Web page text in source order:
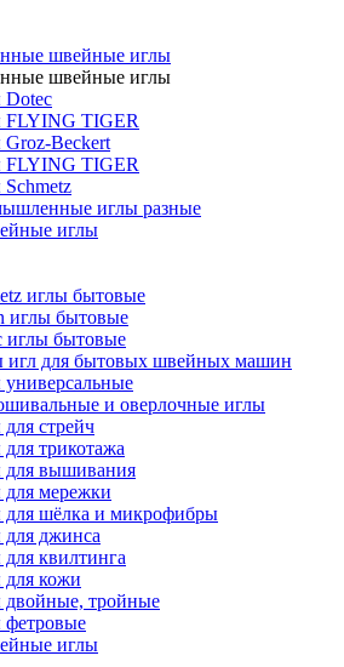
швейные иглы
швейные иглы
FLYING TIGER
Beckert
FLYING TIGER
иглы разные
иглы
иглы бытовые
иглы бытовые
иглы бытовые
игл для бытовых швейных машин
и оверлочные иглы
стрейч
трикотажа
вышивания
мережки
шёлка и микрофибры
джинса
квилтинга
кожи
тройные
иглы